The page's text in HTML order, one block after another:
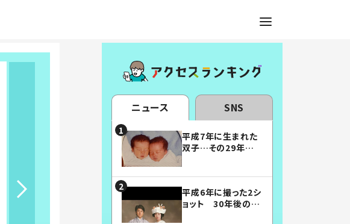
ニュース SNS
平成7年に生まれた
双子…その29年後
平成6年に撮った2シ
ョット 30年後の姿